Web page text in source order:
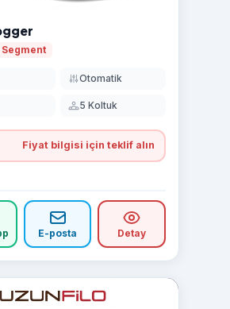
Otomatik
5 Koltuk
Fiyat bilgisi için teklif alın
E-posta Detay